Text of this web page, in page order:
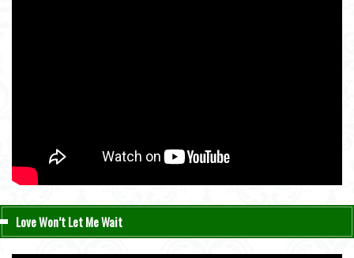
Love Won’t Let Me Wait